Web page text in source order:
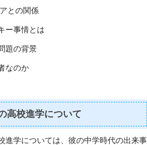
との関係
ー事情とは
題の背景
なのか
高校進学について
進学については、彼の中学時代の出来事